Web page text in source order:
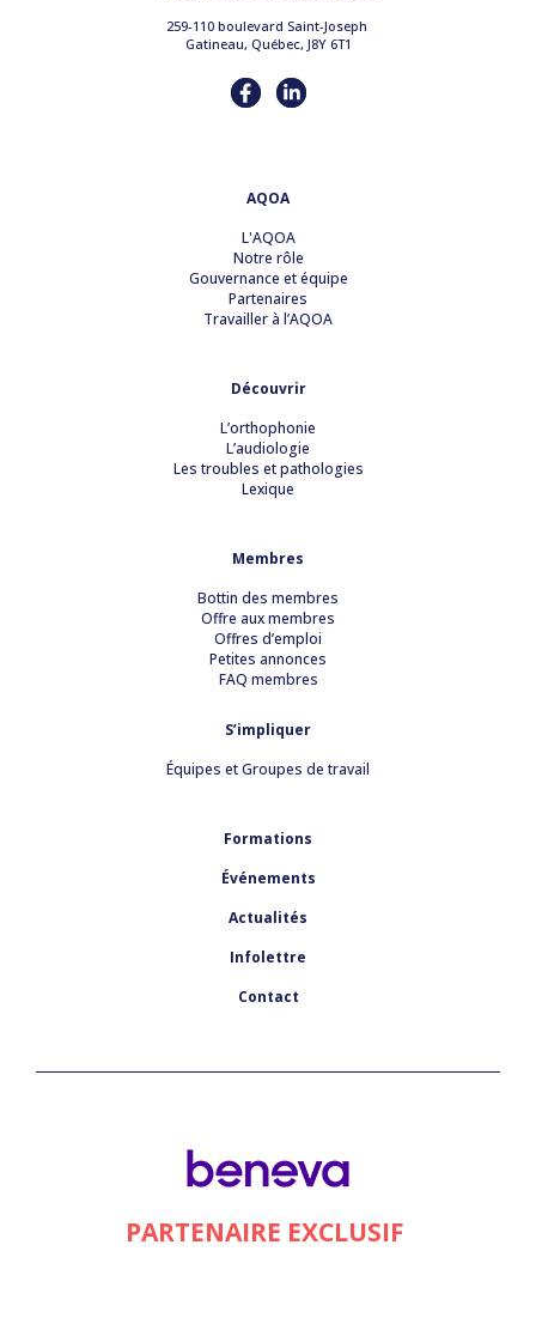
259-110 boulevard Saint-Joseph
Gatineau, Québec, J8Y 6T1
AQOA
L'AQOA
Notre rôle
Gouvernance et équipe
Partenaires
Travailler à l’AQOA
Découvrir
L’orthophonie
L’audiologie
Les troubles et pathologies
Lexique
Membres
Bottin des membres
Offre aux membres
Offres d’emploi
Petites annonces
FAQ membres
S’impliquer
Équipes et Groupes de travail
Formations
Événements
Actualités
Infolettre
Contact
PARTENAIRE EXCLUSIF